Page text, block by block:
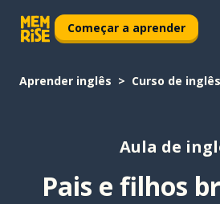
Começar a aprender
Aprender inglês Curso de inglês
Aula de
Pais e filhos